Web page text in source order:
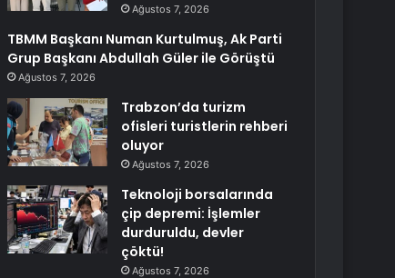
Ağustos 7, 2026
TBMM Başkanı Numan Kurtulmuş, Ak Parti
Grup Başkanı Abdullah Güler ile Görüştü
Ağustos 7, 2026
Trabzon’da turizm
ofisleri turistlerin rehberi
oluyor
Ağustos 7, 2026
Teknoloji borsalarında
çip depremi: İşlemler
durduruldu, devler
çöktü!
Ağustos 7, 2026